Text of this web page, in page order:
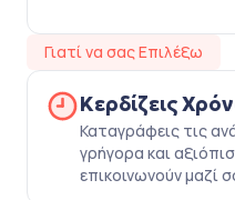
Γιατί να σας Επιλέξω
Κερδίζεις
Καταγράφεις τις
γρήγορα και
επικοινωνούν μαζί